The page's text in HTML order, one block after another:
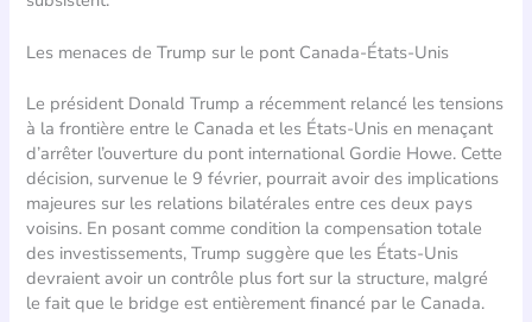
Les menaces de Trump sur le pont Canada-États-Unis
Le président Donald Trump a récemment relancé les tensions
à la frontière entre le Canada et les États-Unis en menaçant
d’arrêter l’ouverture du pont international Gordie Howe. Cette
décision, survenue le 9 février, pourrait avoir des implications
majeures sur les relations bilatérales entre ces deux pays
voisins. En posant comme condition la compensation totale
des investissements, Trump suggère que les États-Unis
devraient avoir un contrôle plus fort sur la structure, malgré
le fait que le bridge est entièrement financé par le Canada.